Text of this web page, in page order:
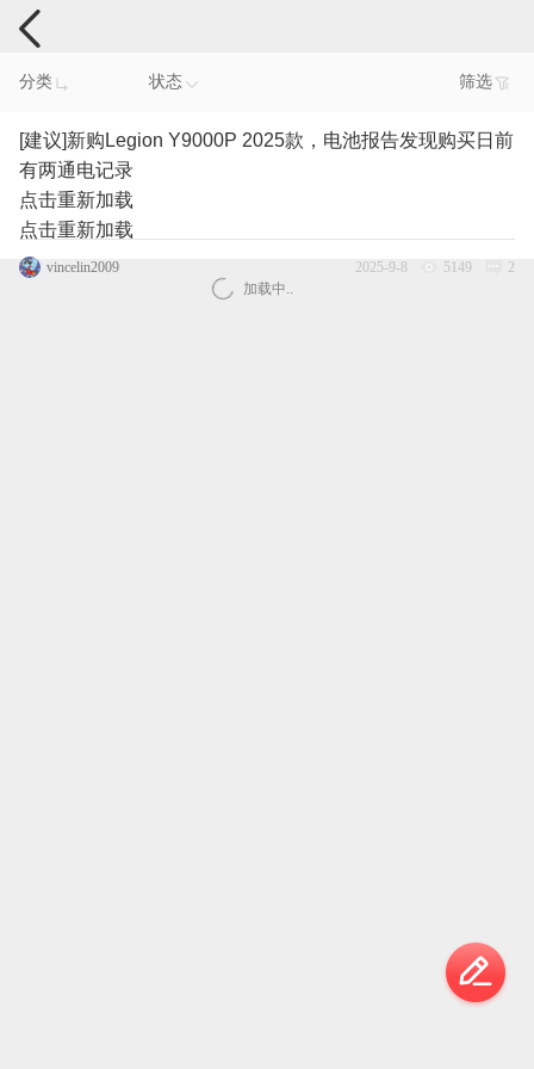
电脑反馈
分类 状态 筛选
[建议]新购Legion Y9000P 2025款，电池报告发现购买日前
有两通电记录
点击重新加载
点击重新加载
vincelin2009 2025-9-8 5149
2
加载中..